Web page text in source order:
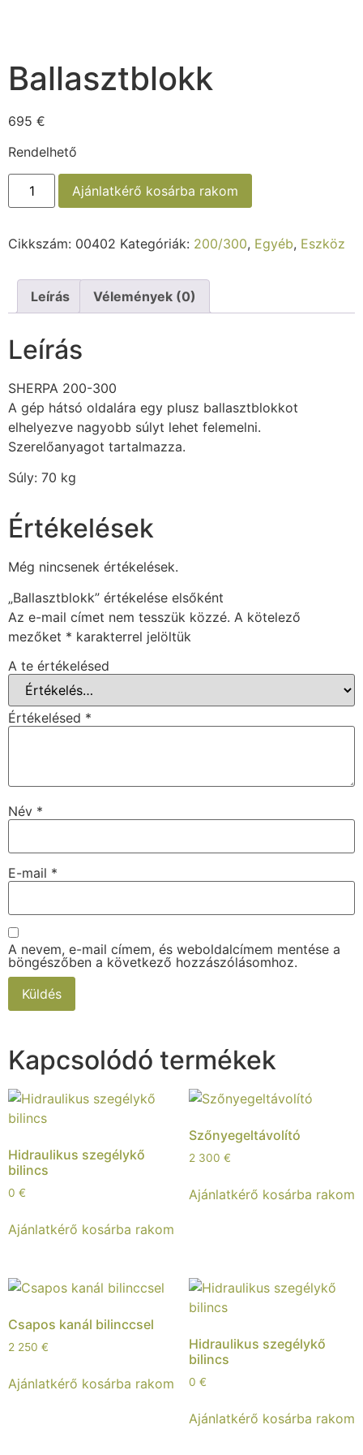
Ballasztblokk
695 €
Rendelhető
Ajánlatkérő kosárba rakom
Cikkszám: 00402 Kategóriák: 200/300, Egyéb, Eszköz
Leírás Vélemények (0)
Leírás
SHERPA 200-300
A gép hátsó oldalára egy plusz ballasztblokkot
elhelyezve nagyobb súlyt lehet felemelni.
Szerelőanyagot tartalmazza.
Súly: 70 kg
Értékelések
Még nincsenek értékelések.
„Ballasztblokk” értékelése elsőként
Az e-mail címet nem tesszük közzé. A kötelező
mezőket * karakterrel jelöltük
A te értékelésed
Értékelésed *
Név *
E-mail *
A nevem, e-mail címem, és weboldalcímem mentése a
böngészőben a következő hozzászólásomhoz.
Kapcsolódó termékek
Hidraulikus szegélykő
bilincs
0 €
Ajánlatkérő kosárba rakom
Szőnyegeltávolító
2 300 €
Ajánlatkérő kosárba rakom
Csapos kanál bilinccsel
2 250 €
Ajánlatkérő kosárba rakom
Hidraulikus szegélykő
bilincs
0 €
Ajánlatkérő kosárba rakom